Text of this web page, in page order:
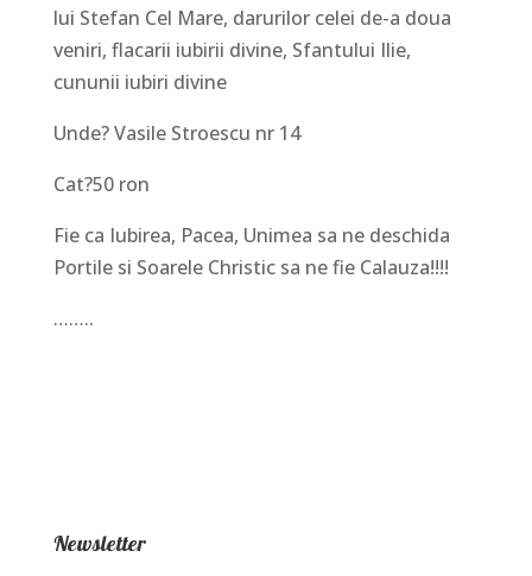
lui Stefan Cel Mare, darurilor celei de-a doua
veniri, flacarii iubirii divine, Sfantului Ilie,
cununii iubiri divine
Unde? Vasile Stroescu nr 14
Cat?50 ron
Fie ca Iubirea, Pacea, Unimea sa ne deschida
Portile si Soarele Christic sa ne fie Calauza!!!!
……..
Newsletter